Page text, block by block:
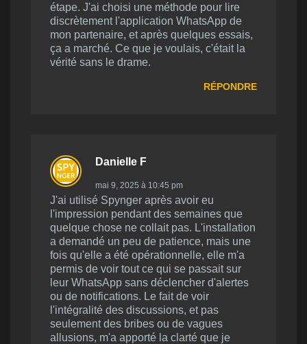
étape. J'ai choisi une méthode pour lire
discrètement l'application WhatsApp de
mon partenaire, et après quelques essais,
ça a marché. Ce que je voulais, c'était la
vérité sans le drame.
RÉPONDRE
Danielle F
mai 9, 2025 à 10:45 pm
J'ai utilisé Spynger après avoir eu
l'impression pendant des semaines que
quelque chose ne collait pas. L'installation
a demandé un peu de patience, mais une
fois qu'elle a été opérationnelle, elle m'a
permis de voir tout ce qui se passait sur
leur WhatsApp sans déclencher d'alertes
ou de notifications. Le fait de voir
l'intégralité des discussions, et pas
seulement des bribes ou de vagues
allusions, m'a apporté la clarté que je